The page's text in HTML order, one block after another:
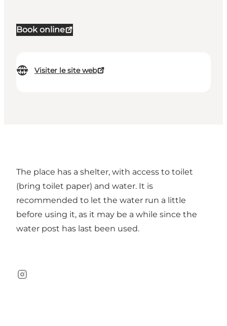
Book online
Visiter le site web
The place has a shelter, with access to toilet
(bring toilet paper) and water. It is
recommended to let the water run a little
before using it, as it may be a while since the
water post has last been used.
Instagram